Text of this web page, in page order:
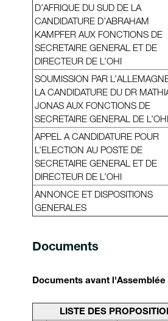
D’AFRIQUE DU SUD DE LA
CANDIDATURE D’ABRAHAM
KAMPFER AUX FONCTIONS DE
SECRETAIRE GENERAL ET DE
DIRECTEUR DE L’OHI
SOUMISSION PAR
LA CANDIDATURE DU DR
JONAS AUX FONCTIONS DE
SECRETAIRE GENERAL DE L’OHI
APPEL A CANDIDATURE POUR
L’ELECTION AU POSTE DE
SECRETAIRE GENERAL ET DE
DIRECTEUR DE L’OHI
ANNONCE ET DISPOSITIONS
GENERALES
Documents
Documents avant l'Assemblée
LISTE DES